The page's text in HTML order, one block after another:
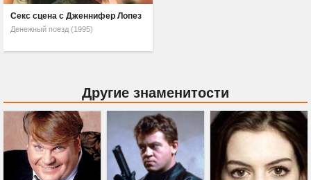
Секс сцена с Дженнифер Лопез
Денежный поезд (1995)
Другие знаменитости